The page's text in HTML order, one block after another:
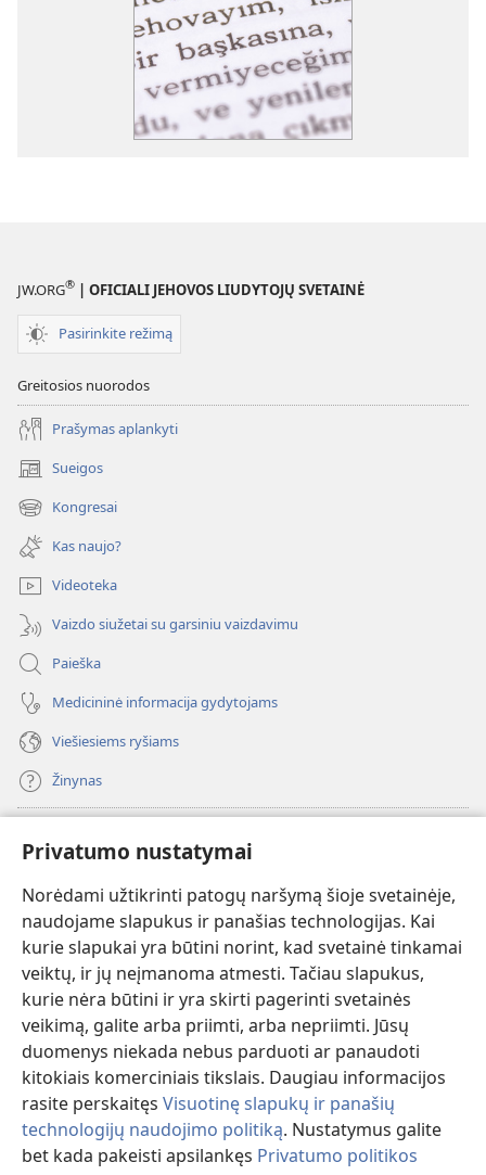
Privatumo nustatymai
Norėdami užtikrinti patogų naršymą šioje svetainėje,
naudojame slapukus ir panašias technologijas. Kai
kurie slapukai yra būtini norint, kad svetainė tinkamai
veiktų, ir jų neįmanoma atmesti. Tačiau slapukus,
kurie nėra būtini ir yra skirti pagerinti svetainės
veikimą, galite arba priimti, arba nepriimti. Jūsų
duomenys niekada nebus parduoti ar panaudoti
kitokiais komerciniais tikslais. Daugiau informacijos
rasite perskaitęs Visuotinę slapukų ir panašių
technologijų naudojimo politiką. Nustatymus galite
bet kada pakeisti apsilankęs Privatumo politikos
JW.ORG® | OFICIALI JEHOVOS LIUDYTOJŲ SVETAINĖ
Pasirinkite režimą
Greitosios nuorodos
Prašymas aplankyti
Sueigos
(atsiveria
naujas
langas)
Kongresai
(atsiveria
naujas
langas)
Kas naujo?
Videoteka
Vaizdo siužetai su garsiniu vaizdavimu
Paieška
Medicininė informacija gydytojams
Viešiesiems ryšiams
Žinynas
(atsiveria
naujas
langas)Sargybos bokšto INTERNETINĖ BIBLIOTEKA
(atsiveria
naujas
langas)JW Hub ®
(atsiveria
naujas
langas)JW Library
Watchtower Library
Copyright© 2026 Watch Tower Bible and Tract Society of Pennsylvania.